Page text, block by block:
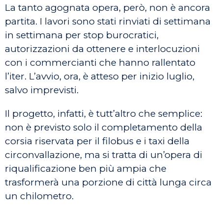
La tanto agognata opera, però, non è ancora
partita. I lavori sono stati rinviati di settimana
in settimana per stop burocratici,
autorizzazioni da ottenere e interlocuzioni
con i commercianti che hanno rallentato
l’iter. L’avvio, ora, è atteso per inizio luglio,
salvo imprevisti.
Il progetto, infatti, è tutt’altro che semplice:
non è previsto solo il completamento della
corsia riservata per il filobus e i taxi della
circonvallazione, ma si tratta di un’opera di
riqualificazione ben più ampia che
trasformerà una porzione di città lunga circa
un chilometro.